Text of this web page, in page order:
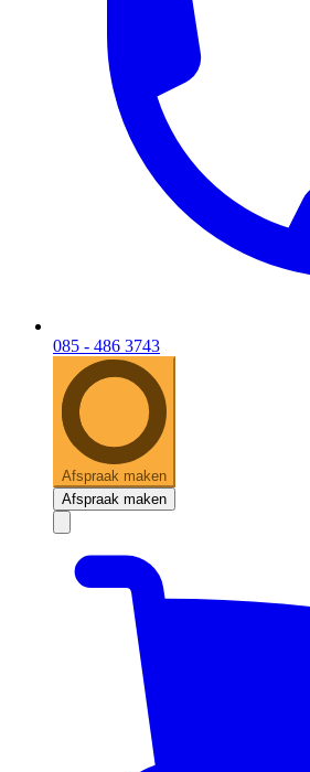
085 - 486 3743
Afspraak maken
Afspraak maken